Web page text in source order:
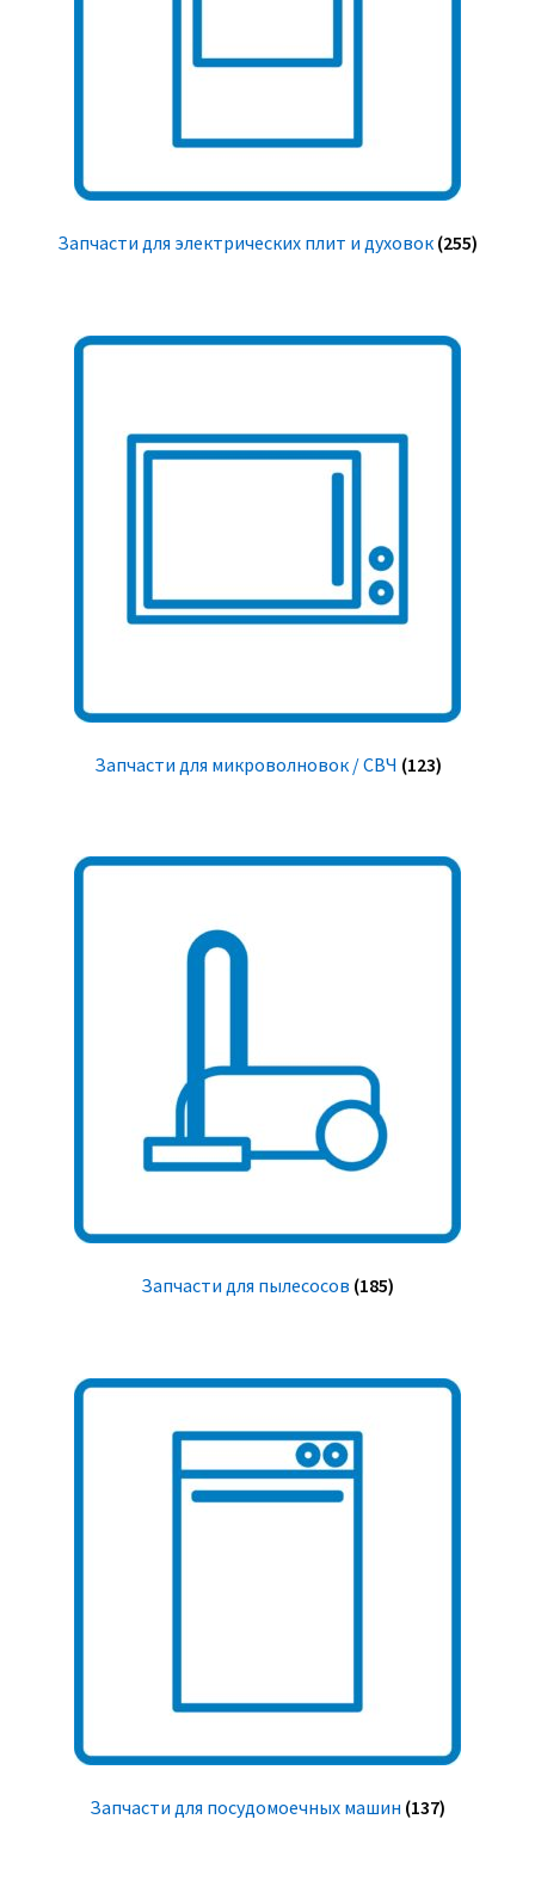
Запчасти для электрических плит и духовок (255)
Запчасти для микроволновок / СВЧ (123)
Запчасти для пылесосов (185)
Запчасти для посудомоечных машин (137)